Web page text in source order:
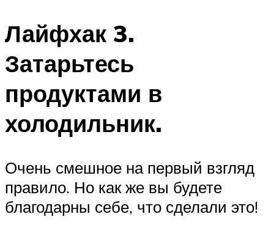
Лайфхак 3.
Затарьтесь
продуктами в
холодильник.
Очень смешное на первый взгляд
правило. Но как же вы будете
благодарны себе, что сделали это!